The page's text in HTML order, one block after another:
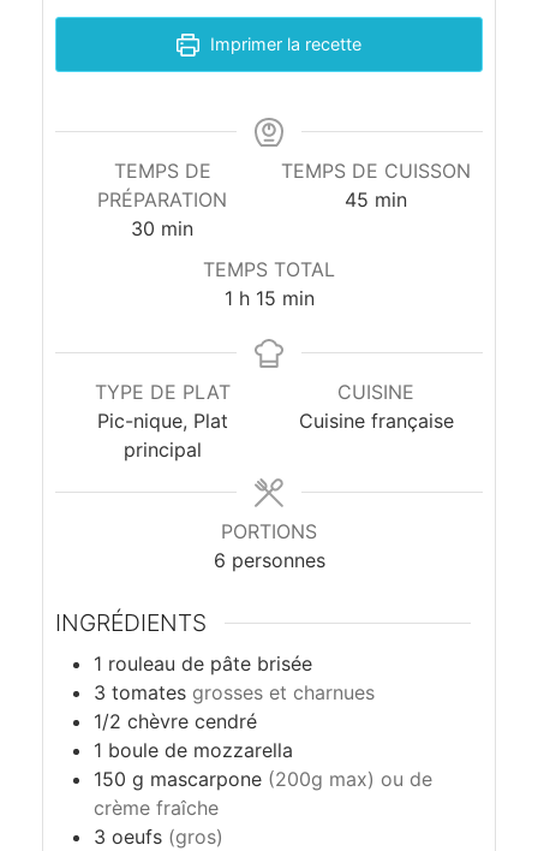
e
s
a
s
Imprimer la recette
TEMPS DE
PRÉPARATION
30 min
TEMPS DE CUISSON
45 min
TEMPS TOTAL
1 h 15 min
TYPE DE PLAT
Pic-nique, Plat
principal
CUISINE
Cuisine française
PORTIONS
6 personnes
INGRÉDIENTS
1 rouleau de pâte brisée
3 tomates grosses et charnues
1/2 chèvre cendré
1 boule de mozzarella
150 g mascarpone (200g max) ou de
crème fraîche
3 oeufs (gros)